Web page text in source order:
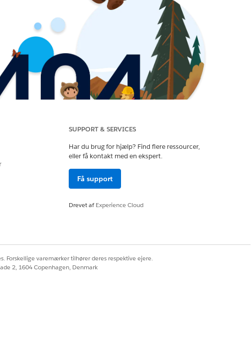
SUPPORT & SERVICES
Har du brug for hjælp? Find flere ressourcer,
eller få kontakt med en ekspert.
Få support
Drevet afExperience Cloud
Forskellige varemærker tilhører deres respektive ejere.
2, 1604 Copenhagen, Denmark